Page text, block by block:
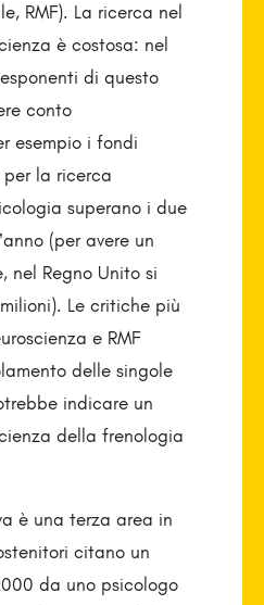
RMF). La ricerca nel
è costosa: nel
di questo
conto
esempio i fondi
la ricerca
superano i due
(per avere un
nel Regno Unito si
Le critiche più
e RMF
delle singole
indicare un
della frenologia
è una terza area in
citano un
da uno psicologo